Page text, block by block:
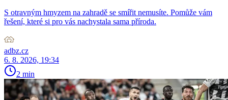
S otravným hmyzem na zahradě se smířit nemusíte. Pomůže vám
řešení, které si pro vás nachystala sama příroda.
adbz.cz
6. 8. 2026, 19:34
2 min